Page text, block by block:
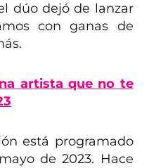
dúo dejó de lanzar
con ganas de
artista que no te
está programado
de 2023. Hace